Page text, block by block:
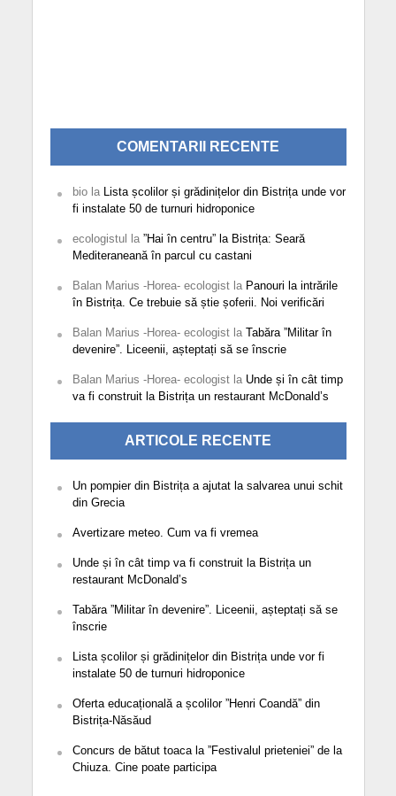
COMENTARII RECENTE
biola Lista școlilor și grădinițelor din Bistrița unde vor
fi instalate 50 de turnuri hidroponice
ecologistul la ”Hai în centru” la Bistrița: Seară
Mediteraneană în parcul cu castani
Balan Marius -Horea- ecologistla Panouri la intrările
în Bistrița. Ce trebuie să știe șoferii. Noi verificări
Balan Marius -Horea- ecologistla Tabăra ”Militar în
devenire”. Liceenii, așteptați să se înscrie
Balan Marius -Horea- ecologistla Unde și în cât timp
va fi construit la Bistrița un restaurant McDonald’s
ARTICOLE RECENTE
Un pompier din Bistrița a ajutat la salvarea unui schit
din Grecia
Avertizare meteo. Cum va fi vremea
Unde și în cât timp va fi construit la Bistrița un
restaurant McDonald’s
Tabăra ”Militar în devenire”. Liceenii, așteptați să se
înscrie
Lista școlilor și grădinițelor din Bistrița unde vor fi
instalate 50 de turnuri hidroponice
Oferta educațională a școlilor ”Henri Coandă” din
Bistrița-Năsăud
Concurs de bătut toaca la ”Festivalul prieteniei” de la
Chiuza. Cine poate participa